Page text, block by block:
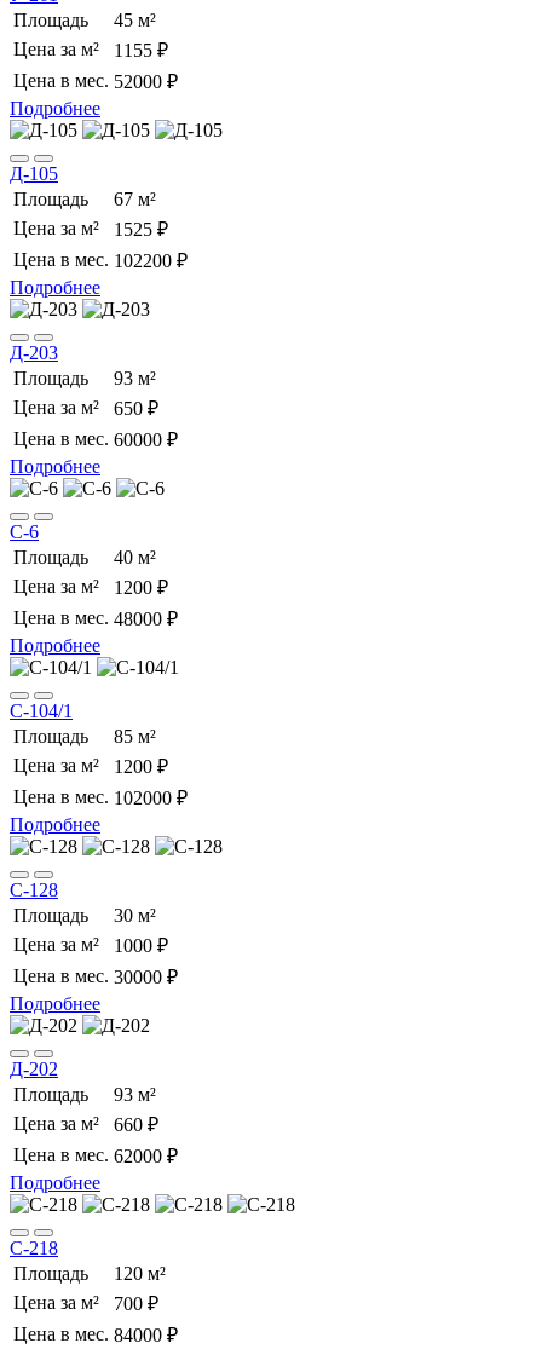
Площадь
45 м²
Цена за м²
1155 ₽
Цена в мес. 52000 ₽
Подробнее
Д-105
Площадь
67 м²
Цена за м²
1525 ₽
Цена в мес. 102200 ₽
Подробнее
Д-203
Площадь
93 м²
Цена за м²
650 ₽
Цена в мес. 60000 ₽
Подробнее
C-6
Площадь
40 м²
Цена за м²
1200 ₽
Цена в мес. 48000 ₽
Подробнее
С-104/1
Площадь
85 м²
Цена за м²
1200 ₽
Цена в мес. 102000 ₽
Подробнее
С-128
Площадь
30 м²
Цена за м²
1000 ₽
Цена в мес. 30000 ₽
Подробнее
Д-202
Площадь
93 м²
Цена за м²
660 ₽
Цена в мес. 62000 ₽
Подробнее
С-218
Площадь
120 м²
Цена за м²
700 ₽
Цена в мес. 84000 ₽